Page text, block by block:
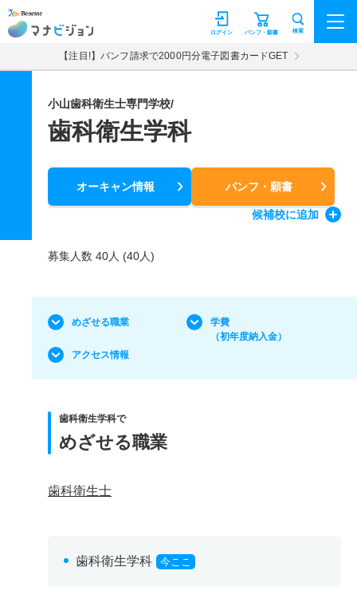
マナビジョン パンフ・願書
ログイン 検索
【注目!】パンフ請求で2000円分電子図書カードGET
小山歯科衛生士専門学校/
歯科衛生学科
オーキャン情報 パンフ・願書
候補校に追加
募集人数 40人 (40人)
めざせる職業
学費
（初年度納入金）
アクセス情報
歯科衛生学科で
めざせる職業
歯科衛生士
歯科衛生学科 今ここ